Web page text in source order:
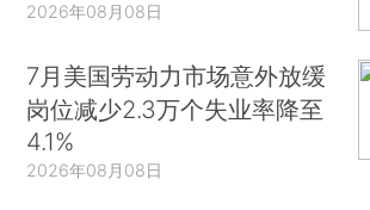
2026年08月08日
7月美国劳动力市场意外放缓
岗位减少2.3万个失业率降至
4.1%
2026年08月08日